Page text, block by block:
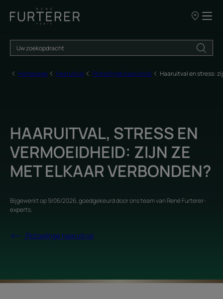
ONZE
Homepage Haaruitval Plotselinge haaruitval Haaruitval en stress:
HAARUITVAL, STRESS EN
VERMOEIDHEID: ZIJN ZE
MET ELKAAR VERBONDEN?
Bijgewerkt op9/06/2026, goedgekeurd doorons team van René Furterer-
experts.
Plotselinge haaruitval